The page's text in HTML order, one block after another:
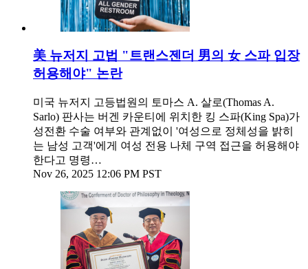
美 뉴저지 고법 "트랜스젠더 男의 女 스파 입장
허용해야" 논란
미국 뉴저지 고등법원의 토마스 A. 살로(Thomas A.
Sarlo) 판사는 버겐 카운티에 위치한 킹 스파(King Spa)가
성전환 수술 여부와 관계없이 '여성으로 정체성을 밝히
는 남성 고객'에게 여성 전용 나체 구역 접근을 허용해야
한다고 명령…
Nov 26, 2025 12:06 PM PST